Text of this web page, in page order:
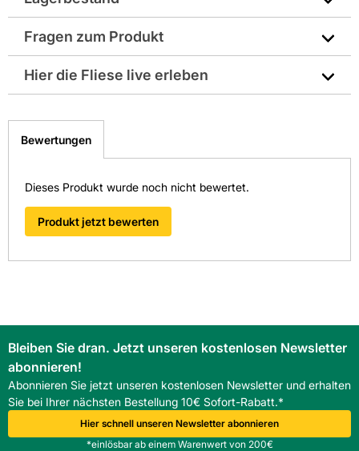
Abriebgruppe: starke Beanspruchung
Art: Uni
Farbe: braun
Format: 59 x 59 cm
Format Text: andere
Material: Feinsteinzeug glasiert
Pflegeintensität: normal
Rektifizierung: Nein
Stärke: 10
Fragen zum Produkt
Sie haben Fragen zu diesem Produkt? Nutzen Sie den
schnellstmöglich bearbeiten.
> Fragen zum Produkt
Hier die Fliese live erleben
Sie ausgestellt:
Fliesen-Kemmler Altensteig
Fliesen-Kemmler Balingen
Fliesen-Kemmler Bruchsal
Fliesen-Kemmler Böblingen
Fliesen-Kemmler Heilbronn
Fliesen-Kemmler Horb
Fliesen-Kemmler Metzingen
Fliesen-Kemmler Münsingen
Bewertungen
Dieses Produkt wurde noch nicht bewertet.
Produkt jetzt bewerten
Bleiben Sie dran. Jetzt unseren kostenlosen Newsletter
abonnieren!
Abonnieren Sie jetzt unseren kostenlosen Newsletter und erhalten
Sie bei Ihrer nächsten Bestellung 10€ Sofort-Rabatt.*
Hier schnell unseren Newsletter abonnieren
*einlösbar ab einem Warenwert von 200€